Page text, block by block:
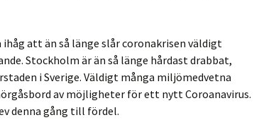
att än så länge slår coronakrisen väldigt
Stockholm är än så länge hårdast drabbat,
i Sverige. Väldigt många miljömedvetna
av möjligheter för ett nytt Coroanavirus.
denna gång till fördel.